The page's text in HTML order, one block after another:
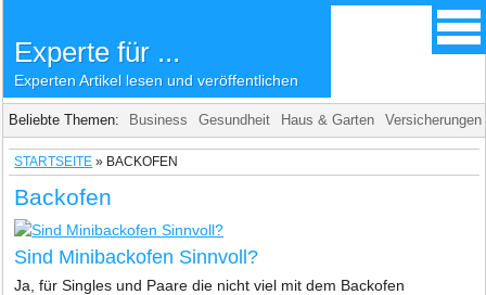
Experte für ...
Experten Artikel lesen und veröffentlichen
Beliebte Themen: Business Gesundheit Haus & Garten Versicherungen
STARTSEITE » BACKOFEN
Backofen
Sind Minibackofen Sinnvoll?
Ja, für Singles und Paare die nicht viel mit dem Backofen